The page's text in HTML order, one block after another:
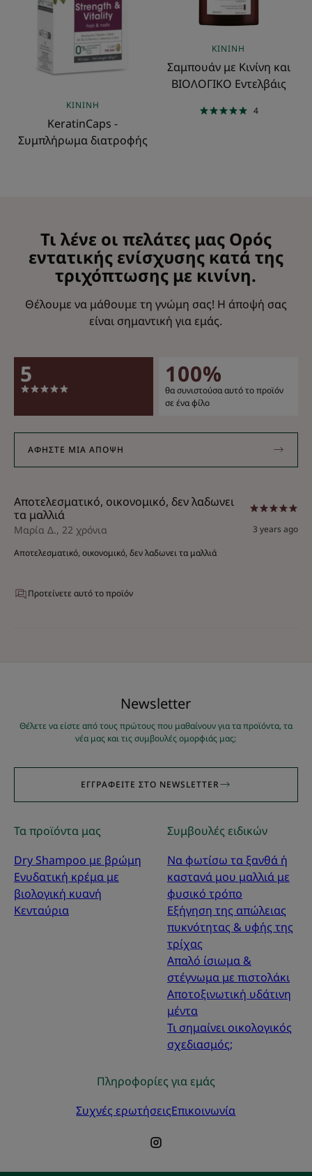
ΚΙΝΊΝΗ
KeratinCaps -
Συμπλήρωμα διατροφής
ΚΙΝΊΝΗ
Σαμπουάν με Κινίνη και
ΒΙΟΛΟΓΙΚΟ Εντελβάις
4
Τι λένε οι πελάτες μας Oρός
εντατικής ενίσχυσης κατά της
τριχόπτωσης με κινίνη.
Θέλουμε να μάθουμε τη γνώμη σας! Η άποψή σας
είναι σημαντική για εμάς.
5 100%
θα συνιστούσα αυτό το προϊόν
σε ένα φίλο
ΑΦΉΣΤΕ ΜΙΑ ΆΠΟΨΗ
Αποτελεσματικό, οικονομικό, δεν λαδωνει
τα μαλλιά
Μαρία Δ., 22 χρόνια
3 years ago
Αποτελεσματικό, οικονομικό, δεν λαδωνει τα μαλλιά
Προτείνετε αυτό το προϊόν
Νewsletter
Θέλετε να είστε από τους πρώτους που μαθαίνουν για τα προϊόντα, τα
νέα μας και τις συμβουλές ομορφιάς μας;
ΕΓΓΡΑΦΕΊΤΕ ΣΤΟ NEWSLETTER
Τα προϊόντα μας
Dry Shampoo με βρώμη
Ενυδατική κρέμα με
βιολογική κυανή
Κενταύρια
Συμβουλές ειδικών
Να φωτίσω τα ξανθά ή
καστανά μου μαλλιά με
φυσικό τρόπο
Εξήγηση της απώλειας
πυκνότητας & υφής της
τρίχας
Απαλό ίσιωμα &
στέγνωμα με πιστολάκι
Αποτοξινωτική υδάτινη
μέντα
Τι σημαίνει οικολογικός
σχεδιασμός;
Πληροφορίες για εμάς
Συχνές ερωτήσειςΕπικοινωνία